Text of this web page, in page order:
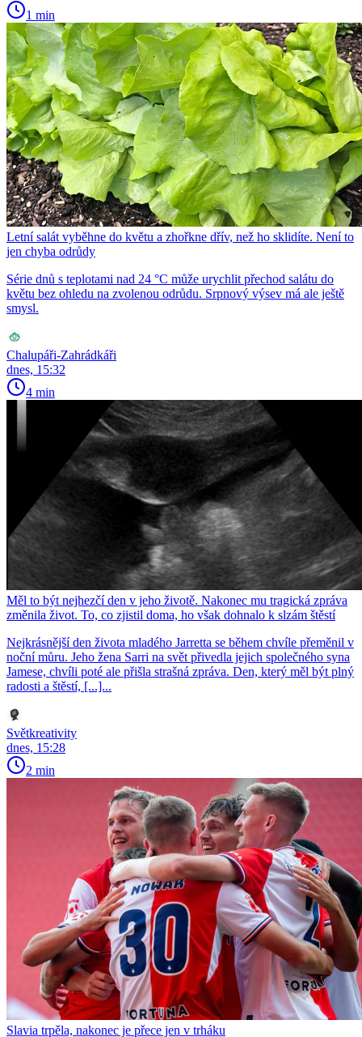
1 min
Letní salát vyběhne do květu a zhořkne dřív, než ho sklidíte. Není to
jen chyba odrůdy
Série dnů s teplotami nad 24 °C může urychlit přechod salátu do
květu bez ohledu na zvolenou odrůdu. Srpnový výsev má ale ještě
smysl.
Chalupáři-Zahrádkáři
dnes, 15:32
4 min
Měl to být nejhezčí den v jeho životě. Nakonec mu tragická zpráva
změnila život. To, co zjistil doma, ho však dohnalo k slzám štěstí
Nejkrásnější den života mladého Jarretta se během chvíle přeměnil v
noční můru. Jeho žena Sarri na svět přivedla jejich společného syna
Jamese, chvíli poté ale přišla strašná zpráva. Den, který měl být plný
radosti a štěstí, [...]...
Světkreativity
dnes, 15:28
2 min
Slavia trpěla, nakonec je přece jen v trháku